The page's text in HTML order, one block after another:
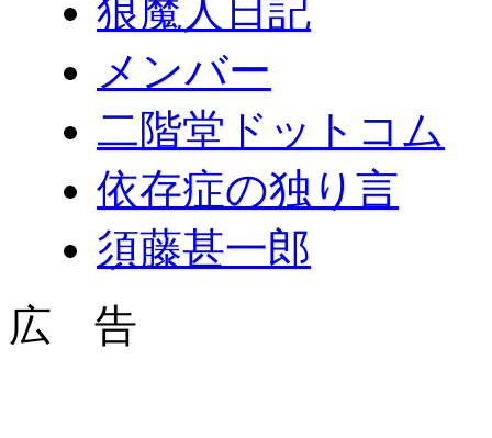
狼魔人日記
メンバー
二階堂ドットコム
依存症の独り言
須藤甚一郎
広 告